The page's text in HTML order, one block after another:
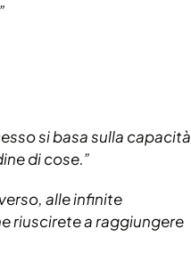
si basa sulla capacità
di cose.”
alle infinite
riuscirete a raggiungere